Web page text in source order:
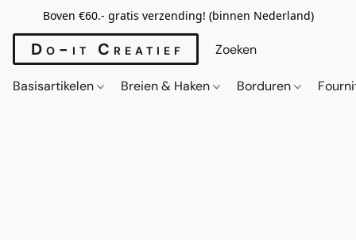
Boven €60.- gratis verzending! (binnen Nederland)
Do-it Creatief
Basisartikelen Breien & Haken Borduren